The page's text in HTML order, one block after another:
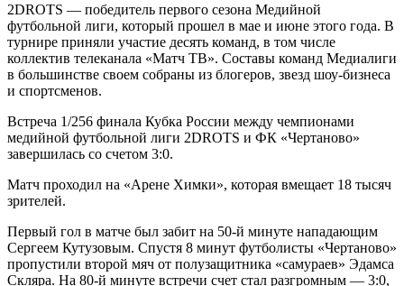
2DROTS — победитель первого сезона Медийной
футбольной лиги, который прошел в мае и июне этого года. В
турнире приняли участие десять команд, в том числе
коллектив телеканала «Матч ТВ». Составы команд Медиалиги
в большинстве своем собраны из блогеров, звезд шоу-бизнеса
и спортсменов.
Встреча 1/256 финала Кубка России между чемпионами
медийной футбольной лиги 2DROTS и ФК «Чертаново»
завершилась со счетом 3:0.
Матч проходил на «Арене Химки», которая вмещает 18 тысяч
зрителей.
Первый гол в матче был забит на 50-й минуте нападающим
Сергеем Кутузовым. Спустя 8 минут футболисты «Чертаново»
пропустили второй мяч от полузащитника «самураев» Эдамса
Скляра. На 80-й минуте встречи счет стал разгромным — 3:0,